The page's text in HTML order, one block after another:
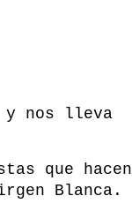
nos lleva
que hacen
Blanca.